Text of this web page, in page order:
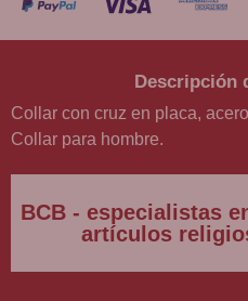
Descripción
Collar con cruz en placa,
Collar para hombre.
BCB - especialistas
artículos